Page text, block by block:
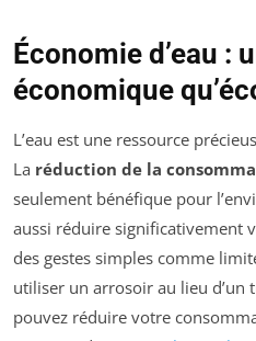
Économie d’eau :
économique
L’eau est une ressource
La réduction de la
seulement bénéfique pour
aussi réduire significativement
des gestes simples comme
utiliser un arrosoir au lieu d’un
pouvez réduire votre